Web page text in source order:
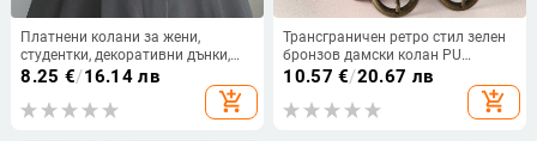
Платнени колани за жени,
студентки, декоративни дънки,
универсални мъжки панталони,
военни тренировъчни мъжки
платнени дамски нови модни
8.25 €/16.14 лв
add_shopping_cart
Трансграничен ретро стил зелен
бронзов дамски колан PU
универсален дамски колан велур
леопардов колан винтидж на
едро
10.57 €/20.67 лв
add_shopping_cart